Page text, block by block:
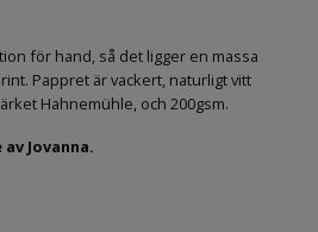
för hand, så det ligger en massa
Pappret är vackert, naturligt vitt
Hahnemühle, och 200gsm.
Jovanna.